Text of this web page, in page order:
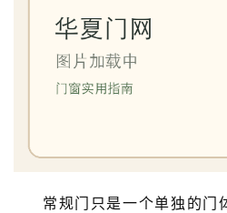
常规门只是一个单独的门